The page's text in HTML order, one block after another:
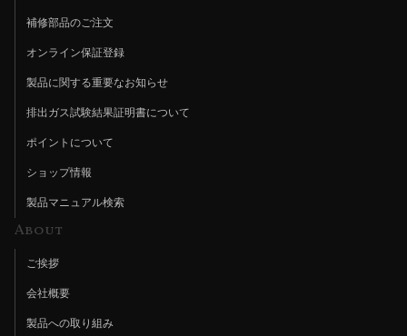
補修部品のご注文
オンライン保証登録
製品に関する重要なお知らせ
排出ガス試験結果証明書について
ポイントについて
ショップ情報
製品マニュアル検索
About
ご挨拶
会社概要
製品への取り組み